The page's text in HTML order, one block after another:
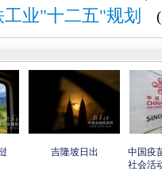
业"十二五"规划
吉隆坡日出
中国疫
社会活